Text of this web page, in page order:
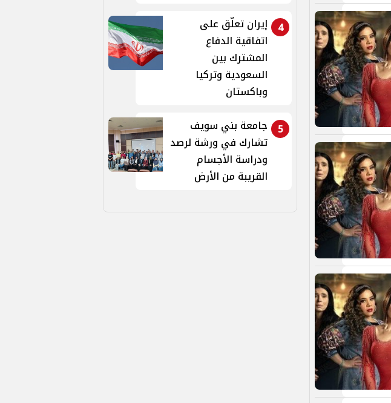
4
إيران تعلّق على
اتفاقية الدفاع
المشترك بين
السعودية وتركيا
وباكستان
5
جامعة بني سويف
تشارك في ورشة لرصد
ودراسة الأجسام
القريبة من الأرض